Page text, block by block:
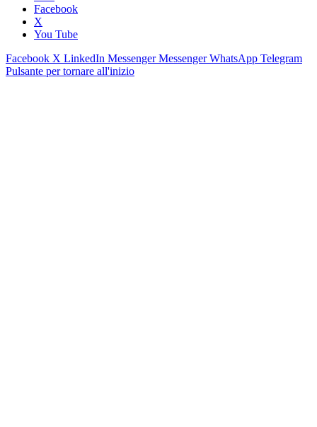
Facebook
X
You Tube
Facebook X LinkedIn Messenger Messenger WhatsApp Telegram
Pulsante per tornare all'inizio